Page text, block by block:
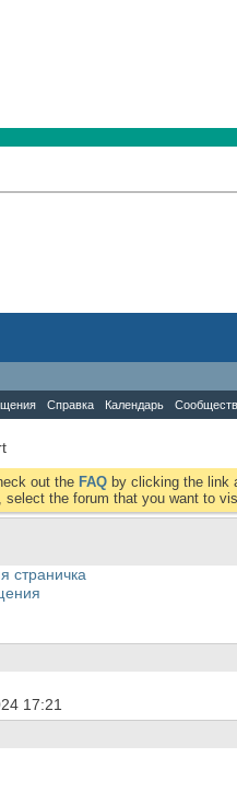
Справка Календарь
out the FAQ by clicking the link
the forum that you want to
страничка
17:21